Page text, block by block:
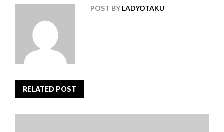
POST BY LADYOTAKU
RELATED POST